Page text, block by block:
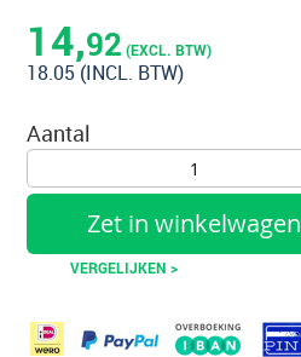
14,92 (EXCL. BTW)
18.05 (INCL. BTW)
Aantal
Zet in winkelwagen
VERGELIJKEN >